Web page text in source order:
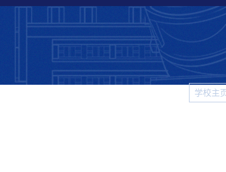
学校主